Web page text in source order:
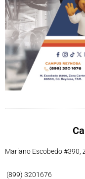
Mariano Escobedo #390,
(899) 3201676